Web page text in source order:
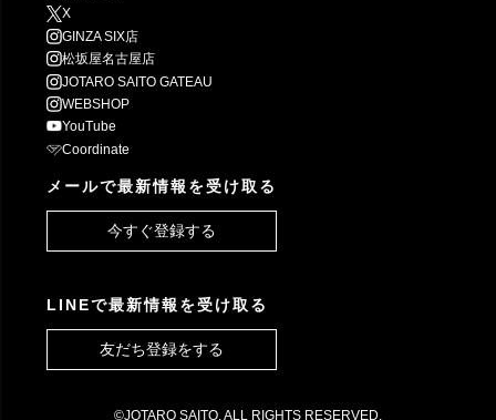
X
GINZA SIX店
松坂屋名古屋店
JOTARO SAITO GATEAU
WEBSHOP
YouTube
Coordinate
メールで最新情報を受け取る
今すぐ登録する
LINEで最新情報を受け取る
友だち登録をする
©JOTARO SAITO. ALL RIGHTS RESERVED.